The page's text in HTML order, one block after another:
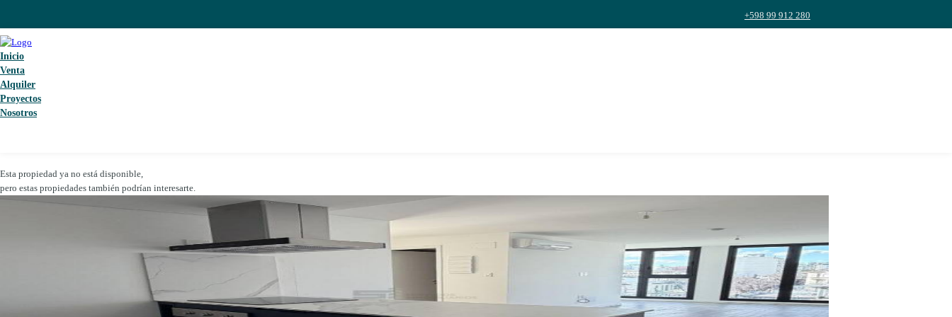
+598 99 912 280
Inicio
Venta
Alquiler
Proyectos
Nosotros
Esta propiedad ya no está disponible,
pero estas propiedades también podrían interesarte.